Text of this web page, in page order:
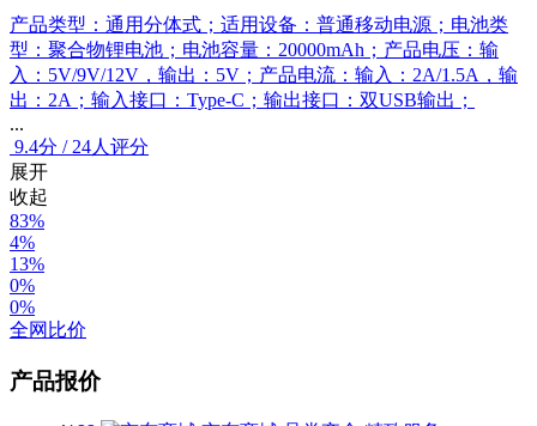
产品类型：通用分体式；适用设备：普通移动电源；电池类
型：聚合物锂电池；电池容量：20000mAh；产品电压：输
入：5V/9V/12V，输出：5V；产品电流：输入：2A/1.5A，输
出：2A；输入接口：Type-C；输出接口：双USB输出；
...
9.4分 / 24人评分
展开
收起
83%
4%
13%
0%
0%
全网比价
产品报价